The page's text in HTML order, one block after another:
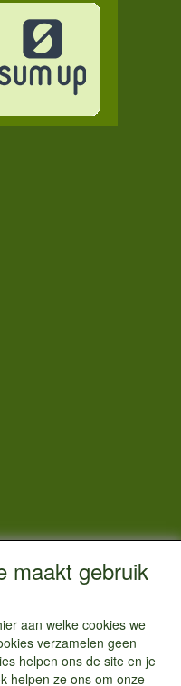
maakt gebruik
aan welke cookies we
verzamelen geen
helpen ons de site en je
helpen ze ons om onze